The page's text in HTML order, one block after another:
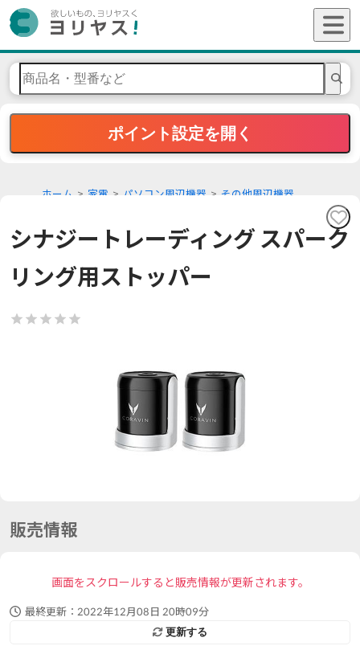
ポイント設定を開く
ホーム 家電 パソコン周辺機器 その他周辺機器
シナジートレーディング スパーク
リング用ストッパー
販売情報
画面をスクロールすると販売情報が更新されます。
最終更新： 2022年12月08日 20時09分
更新する